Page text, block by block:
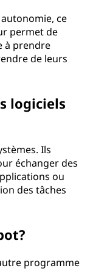
ce
permet de
à prendre
de leurs
logiciels
Ils
échanger des
ou
des tâches
programme